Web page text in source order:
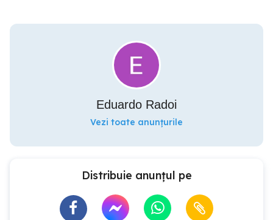
Eduardo Radoi
Vezi toate anunțurile
Distribuie anunțul pe